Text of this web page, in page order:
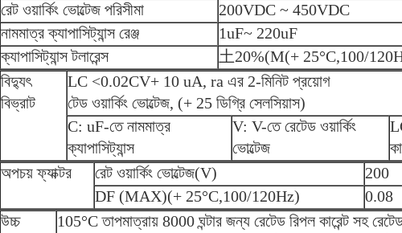
রেট ওয়ার্কিং ভোল্টেজ পরিসীমা
200VDC ~ 450VDC
নামমাত্র ক্যাপাসিট্যান্স রেঞ্জ
1uF~ 220uF
ক্যাপাসিট্যান্স টলারেন্স
土20%(M(+ 25°C,100/
বিদ্যুৎ
বিভ্রাট
LC <0.02CV+ 10 uA, ra এর 2-মিনিট প্রয়োগ
টেড ওয়ার্কিং ভোল্টেজ, (+ 25 ডিগ্রি সেলসিয়াস)
C: uF-তে নামমাত্র
ক্যাপাসিট্যান্স
V: V-তে রেটেড ওয়ার্কিং
ভোল্টেজ
অপচয় ফ্যাক্টর
রেট ওয়ার্কিং ভোল্টেজ(V) 200
DF (MAX)(+ 25°C,100/120Hz)
0.08
উচ্চ
105°C তাপমাত্রায় 8000 ঘন্টার জন্য রেটেড রিপল কারেন্ট সহ রেটেড